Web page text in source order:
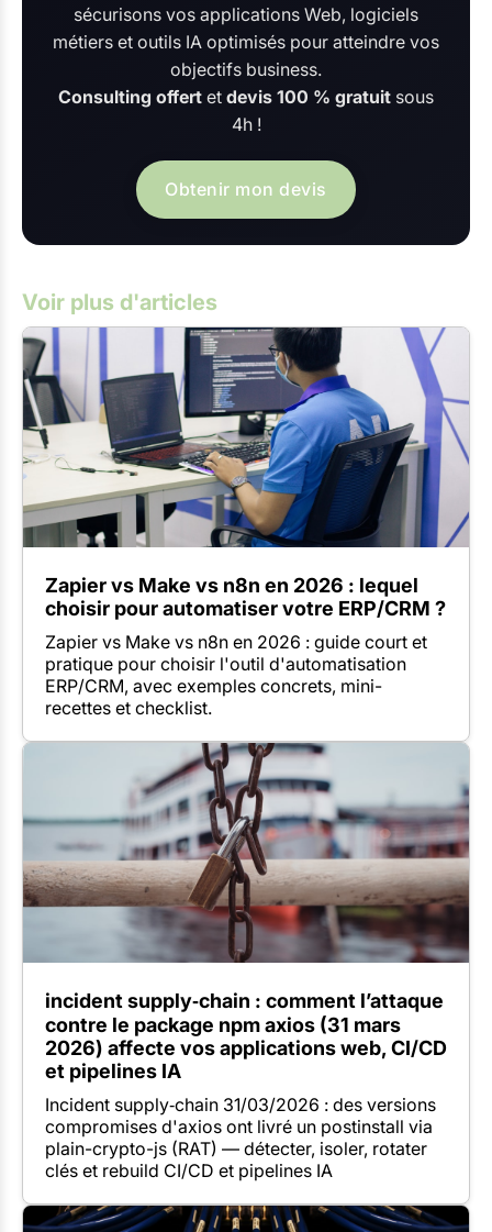
sécurisons vos applications Web, logiciels
métiers et outils IA optimisés pour atteindre vos
objectifs business.
Consulting offert et devis 100 % gratuit sous
4h !
Obtenir mon devis
Voir plus d'articles
Zapier vs Make vs n8n en 2026 : lequel
choisir pour automatiser votre ERP/CRM ?
Zapier vs Make vs n8n en 2026 : guide court et
pratique pour choisir l'outil d'automatisation
ERP/CRM, avec exemples concrets, mini-
recettes et checklist.
incident supply‑chain : comment l’attaque
contre le package npm axios (31 mars
2026) affecte vos applications web, CI/CD
et pipelines IA
Incident supply‑chain 31/03/2026 : des versions
compromises d'axios ont livré un postinstall via
plain-crypto-js (RAT) — détecter, isoler, rotater
clés et rebuild CI/CD et pipelines IA